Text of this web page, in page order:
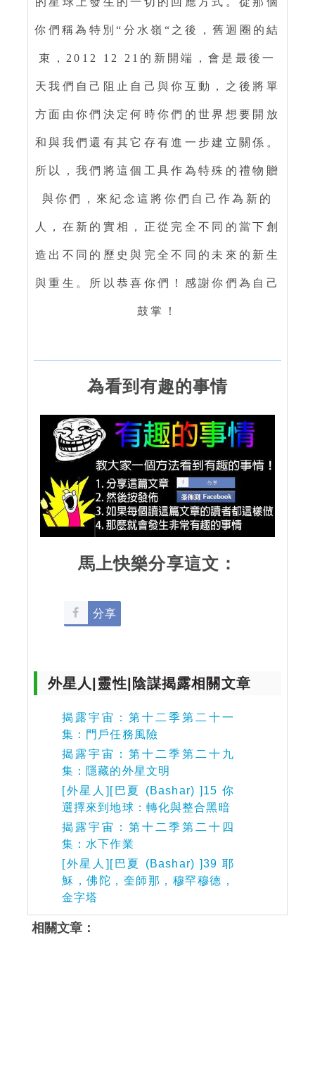
你們稱為特別“分水嶺“之後，舊迴圈的結
束，2012 12 21的新開端，會是最後一
天我們自己阻止自己與你互動，之後將單
方面由你們決定何時你們的世界想要開放
和與我們還有其它存有進一步建立關係。
所以，我們將這個工具作為特殊的禮物贈
與你們，來紀念這將你們自己作為新的
人，在新的實相，正從完全不同的當下創
造出不同的歷史與完全不同的未來的新生
與重生。所以恭喜你們！感謝你們為自己
鼓掌！
為看到有趣的事情
馬上快樂分享這文：
分享
外星人|靈性|陰謀揭露相關文章
揭露宇宙：第十二季第二十一
集：門戶任務風險
揭露宇宙：第十二季第二十九
集：隱藏的外星文明
[外星人][巴夏 (Bashar) ]15 你
選擇來到地球：轉化與整合黑暗
揭露宇宙：第十二季第二十四
集：水下作業
[外星人][巴夏 (Bashar) ]39 耶
穌，佛陀，奎師那，穆罕穆德，
金字塔
相關文章：